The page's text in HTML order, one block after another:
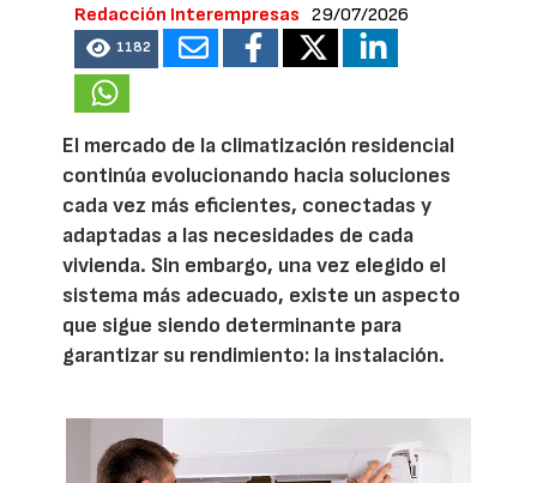
Redacción Interempresas 29/07/2026
1182
El mercado de la climatización residencial
continúa evolucionando hacia soluciones
cada vez más eficientes, conectadas y
adaptadas a las necesidades de cada
vivienda. Sin embargo, una vez elegido el
sistema más adecuado, existe un aspecto
que sigue siendo determinante para
garantizar su rendimiento: la instalación.